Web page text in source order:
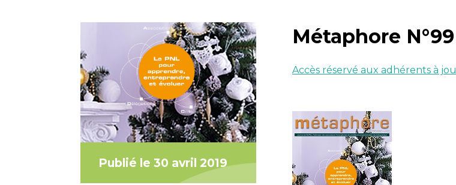
Publié le 30 avril 2019
Métaphore
Accès réservé aux adhérents à